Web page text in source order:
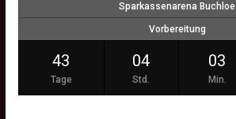
Sparkassenarena Buchloe
Vorbereitung
43
Tage
04
Std.
03
Min.